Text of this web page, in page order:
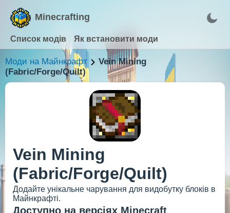
Minecrafting
Список модів Як встановити моди
Моди на Майнкрафт
Vein Mining
(Fabric/Forge/Quilt)
Vein Mining
(Fabric/Forge/Quilt)
Додайте унікальне чарування для видобутку блоків в
Майнкрафті.
Доступно на версіях Minecraft